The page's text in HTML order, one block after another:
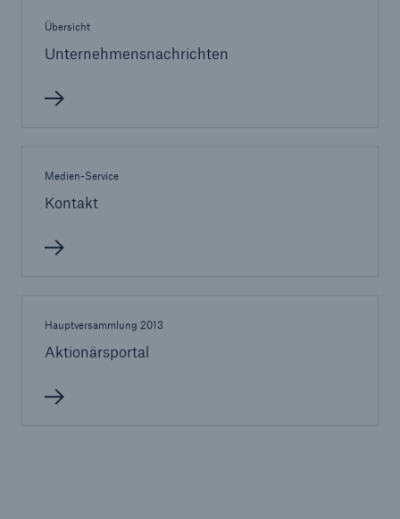
Übersicht
Unternehmensnachrichten
Medien-Service
Kontakt
Hauptversammlung 2013
Aktionärsportal
50 %
Geschätzte globale wirtschaftliche Kosten der
600 bn